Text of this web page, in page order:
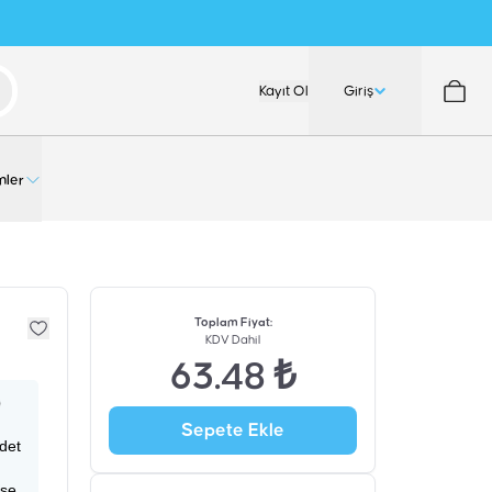
Kayıt Ol Giriş
Toplam Fiyat:
KDV Dahil
63.48 ₺
Sepete Ekle